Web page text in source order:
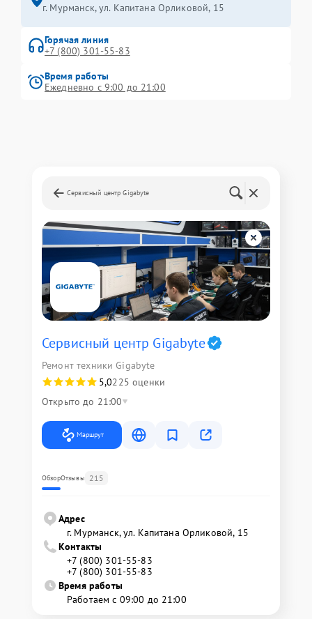
г. Мурманск, ул. Капитана Орликовой, 15
Горячая линия
+7 (800) 301-55-83
Время работы
Ежедневно с 9:00 до 21:00
Сервисный центр Gigabyte
Сервисный центр Gigabyte
Ремонт техники Gigabyte
5,0225 оценки
Открыто до 21:00
Маршрут
ОбзорОтзывы 215
Адрес
г. Мурманск, ул. Капитана Орликовой, 15
Контакты
+7 (800) 301-55-83
+7 (800) 301-55-83
Время работы
Работаем с 09:00 до 21:00